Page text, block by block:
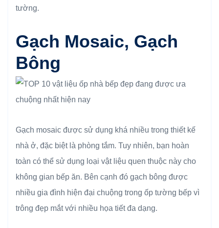
tường.
Gạch Mosaic, Gạch
Bông
Gạch mosaic được sử dụng khá nhiều trong thiết kế
nhà ở, đặc biệt là phòng tắm. Tuy nhiên, bạn hoàn
toàn có thể sử dụng loại vật liệu quen thuộc này cho
không gian bếp ăn. Bên cạnh đó gạch bông được
nhiều gia đình hiện đại chuộng trong ốp tường bếp vì
trông đẹp mắt với nhiều họa tiết đa dạng.